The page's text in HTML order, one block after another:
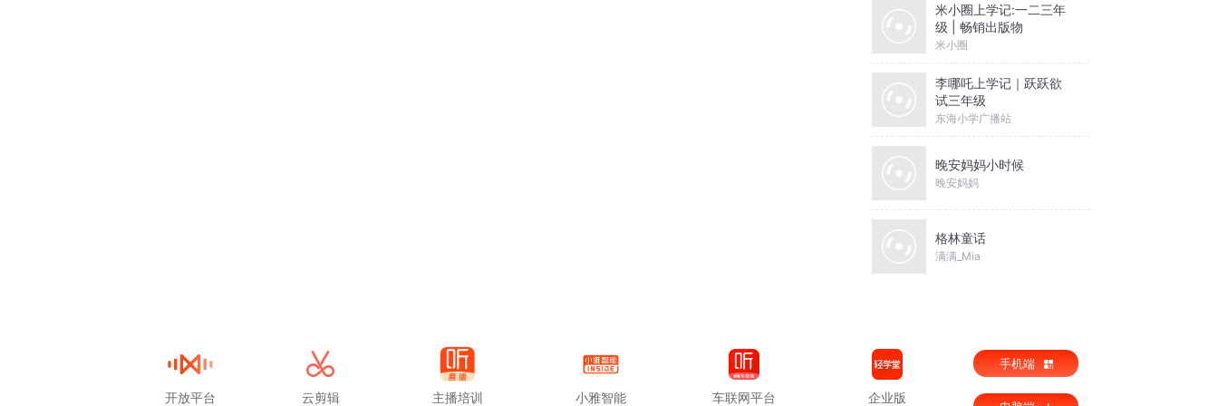
米小圈上学记:一二三年
级 | 畅销出版物
米小圈
李哪吒上学记｜跃跃欲
试三年级
东海小学广播站
晚安妈妈小时候
晚安妈妈
格林童话
满满_Mia
开放平台 云剪辑 主播培训 小雅智能 车联网平台 企业版
手机端